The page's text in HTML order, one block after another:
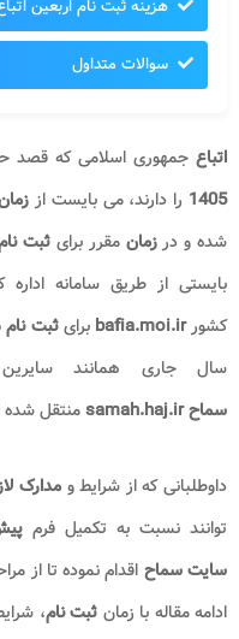
هزینه ثبت نام اربعین اتباع
سوالات متداول
اتباع جمهوری اسلامی که قصد
1405 را دارند، می بایست از
شده و درزمانمقرر برای ثبت
بایستی از طریق سامانه اداره
کشورbafia.moi.ir برایثبت نام در
سال جاری همانند
سماح samah.haj.ir
منتقل
داوطلبانی که از شرایط ومدارک
توانند نسبت به تکمیل فرم
سایت سماح اقدام نموده تا از
ادامه مقاله با زمان ثبت نام،